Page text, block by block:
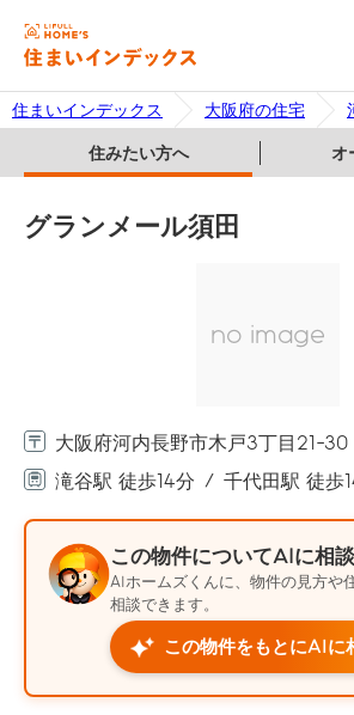
住まいインデックス 大阪府の住宅
住みたい方へ オ
グランメール須田
no image
大阪府河内長野市木戸3丁目21-30
滝谷駅 徒歩14分
千代田駅 徒歩
この物件についてAIに相
AIホームズくんに、物件の見方や
相談できます。
この物件をもとにAIに